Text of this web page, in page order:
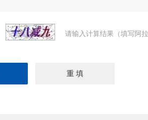
请输入计算结果（填写阿